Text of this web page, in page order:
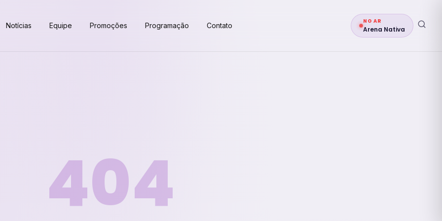
Notícias Equipe Promoções Programação Contato
NO AR
Arena Nativa
404